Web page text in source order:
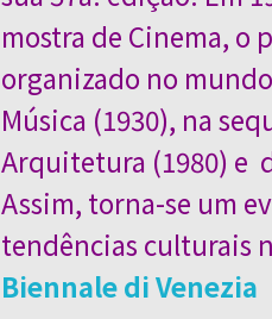
mostra de Cinema, o
organizado no
Música (1930), na
Arquitetura (1980) e
Assim, torna-se um
tendências culturais
Biennale di Venezia